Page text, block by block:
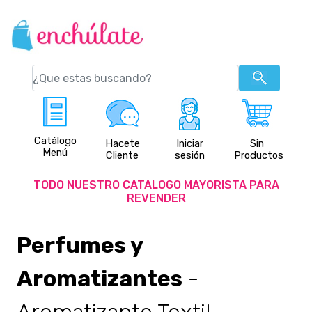
Catálogo
Menú
Hacete
Cliente
Iniciar
sesión
Sin
Productos
TODO NUESTRO CATALOGO MAYORISTA PARA
REVENDER
Perfumes y
Aromatizantes -